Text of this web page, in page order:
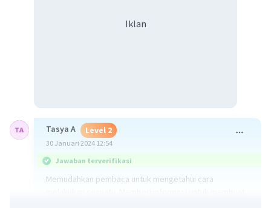
Iklan
Tasya A Level 2
30 Januari 2024 12:54
Jawaban terverifikasi
Memudahkan pembaca untuk mengetahui cara